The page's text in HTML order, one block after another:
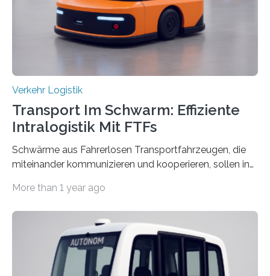
Vertreter*innen der Stadt Frankfurt stellten sie am 15.
Mai 2025…
Verkehr Logistik
Transport Im Schwarm: Effiziente
Intralogistik Mit FTFs
Schwärme aus Fahrerlosen Transportfahrzeugen, die
miteinander kommunizieren und kooperieren, sollen in
An dieser innovativen Idee arbeiten Forschende aus
das Fraunhofer Institut für Integrierte Schaltungen IIS
die kommunikationstechnische Umsetzung erforscht,
untersucht das IPH – Institut für Integrierte Produktion
Hannover gGmbH anhand von
More than 1 year ago